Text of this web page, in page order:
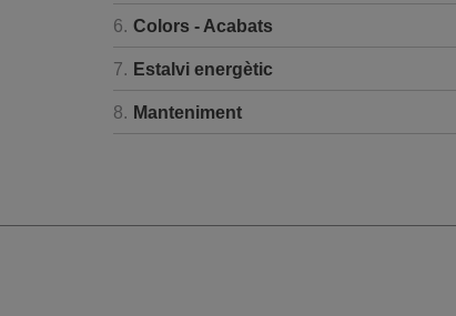
6. Colors - Acabats
7. Estalvi energètic
8. Manteniment